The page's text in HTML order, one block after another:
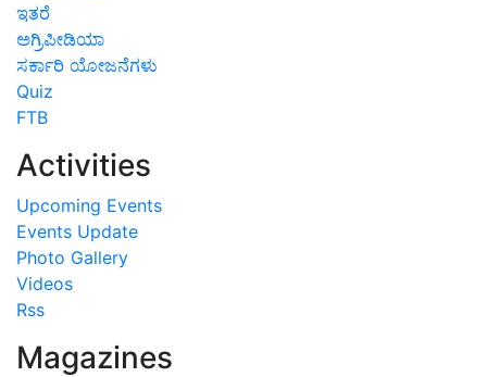
ಇತರೆ
ಅಗ್ರಿಪೀಡಿಯಾ
ಸರ್ಕಾರಿ ಯೋಜನೆಗಳು
Quiz
FTB
Activities
Upcoming Events
Events Update
Photo Gallery
Videos
Rss
Magazines